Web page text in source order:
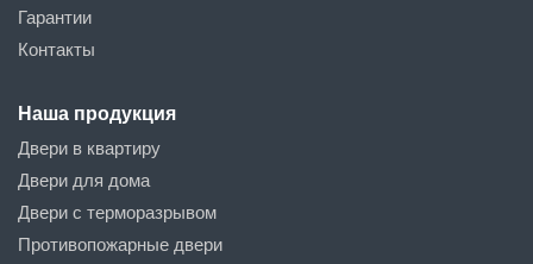
Гарантии
Контакты
Наша продукция
Двери в квартиру
Двери для дома
Двери с терморазрывом
Противопожарные двери